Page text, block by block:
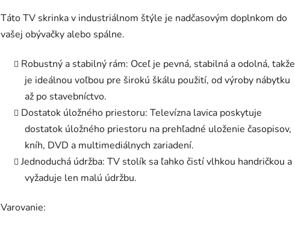
Táto TV skrinka v industriálnom štýle je nadčasovým doplnkom do
vašej obývačky alebo spálne.
Robustný a stabilný rám: Oceľ je pevná, stabilná a odolná, takže
je ideálnou voľbou pre širokú škálu použití, od výroby nábytku
až po stavebníctvo.
Dostatok úložného priestoru: Televízna lavica poskytuje
dostatok úložného priestoru na prehľadné uloženie časopisov,
kníh, DVD a multimediálnych zariadení.
Jednoduchá údržba: TV stolík sa ľahko čistí vlhkou handričkou a
vyžaduje len malú údržbu.
Varovanie: